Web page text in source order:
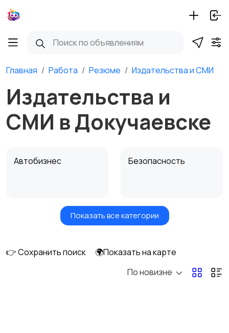
Главная Работа Резюме Издательства и СМИ
Издательства и
СМИ в Докучаевске
Автобизнес Безопасность
Бытовые услуги и
Высший менеджмент
Добыча сырья,
Показать все категории
👉 Сохранить поиск
🌍Показать на карте
По новизне